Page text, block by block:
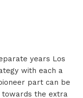
years Los
with each a
part can be
towards the extra